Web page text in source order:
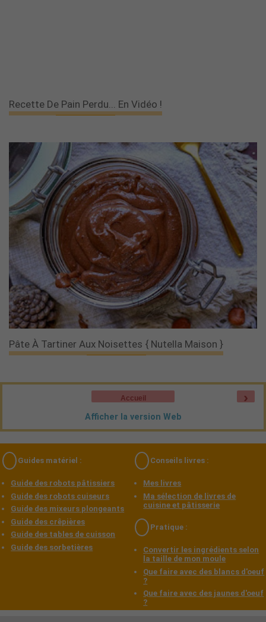
Recette De Pain Perdu... En Vidéo !
Pâte À Tartiner Aux Noisettes { Nutella Maison }
›
Accueil
Afficher la version Web
Guides matériel :
Guide des robots pâtissiers
Guide des robots cuiseurs
Guide des mixeurs plongeants
Guide des crêpières
Guide des tables de cuisson
Guide des sorbetières
Conseils livres :
Mes livres
Ma sélection de livres de
cuisine et pâtisserie
Pratique :
Convertir les ingrédients selon
la taille de mon moule
Que faire avec des blancs d'oeuf
?
Que faire avec des jaunes d'oeuf
?